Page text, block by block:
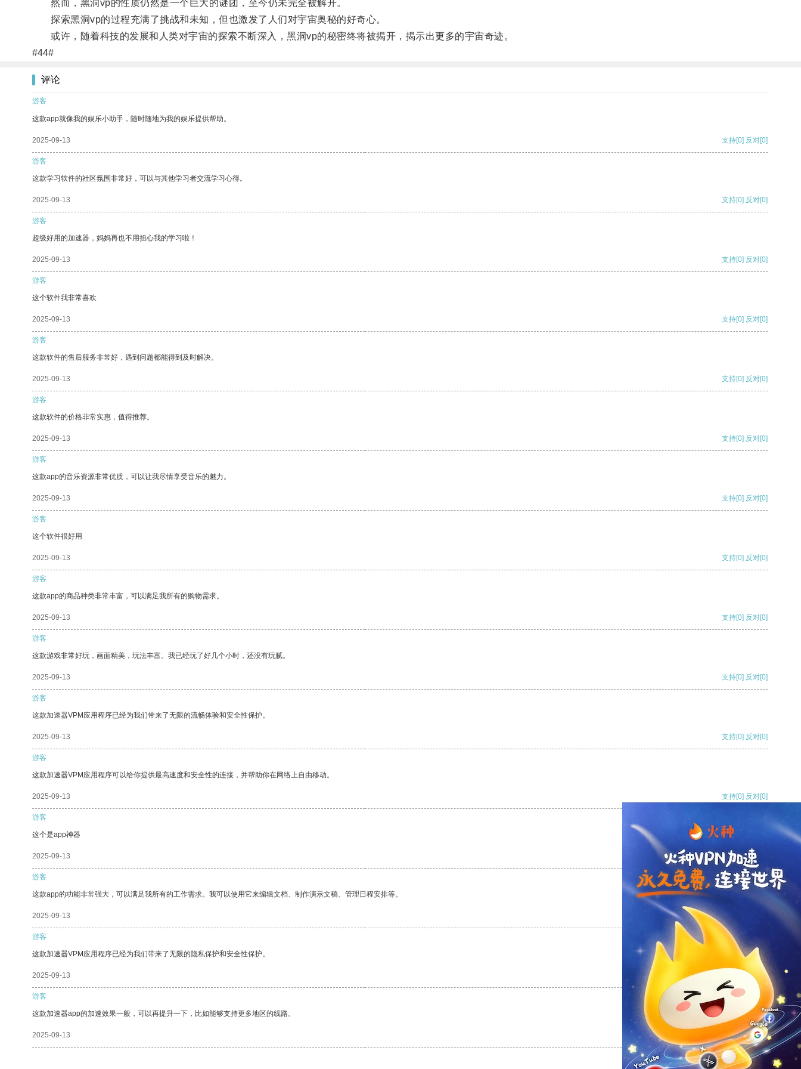
然而，黑洞vp的性质仍然是一个巨大的谜团，至今仍未完全被解开。
探索黑洞vp的过程充满了挑战和未知，但也激发了人们对宇宙奥秘的好奇心。
或许，随着科技的发展和人类对宇宙的探索不断深入，黑洞vp的秘密终将被揭开，揭示出更多的宇宙奇迹。
#44#
评论
游客
这款app就像我的娱乐小助手，随时随地为我的娱乐提供帮助。
2025-09-13 支持[0] 反对[0]
游客
这款学习软件的社区氛围非常好，可以与其他学习者交流学习心得。
2025-09-13 支持[0] 反对[0]
游客
超级好用的加速器，妈妈再也不用担心我的学习啦！
2025-09-13 支持[0] 反对[0]
游客
这个软件我非常喜欢
2025-09-13 支持[0] 反对[0]
游客
这款软件的售后服务非常好，遇到问题都能得到及时解决。
2025-09-13 支持[0] 反对[0]
游客
这款软件的价格非常实惠，值得推荐。
2025-09-13 支持[0] 反对[0]
游客
这款app的音乐资源非常优质，可以让我尽情享受音乐的魅力。
2025-09-13 支持[0] 反对[0]
游客
这个软件很好用
2025-09-13 支持[0] 反对[0]
游客
这款app的商品种类非常丰富，可以满足我所有的购物需求。
2025-09-13 支持[0] 反对[0]
游客
这款游戏非常好玩，画面精美，玩法丰富。我已经玩了好几个小时，还没有玩腻。
2025-09-13 支持[0] 反对[0]
游客
这款加速器VPM应用程序已经为我们带来了无限的流畅体验和安全性保护。
2025-09-13 支持[0] 反对[0]
游客
这款加速器VPM应用程序可以给你提供最高速度和安全性的连接，并帮助你在网络上自由移动。
2025-09-13 支持[0] 反对[0]
游客
这个是app神器
2025-09-13 支持[0] 反对
游客
这款app的功能非常强大，可以满足我所有的工作需求。我可以使用它来编辑文档、制作演示文稿、管理日程安排等。
2025-09-13 支持
游客
这款加速器VPM应用程序已经为我们带来了无限的隐私保护和安全性保护。
2025-09-13 反对 [0]
游客
这款加速器app的加速效果一般，可以再提升一下，比如能够支持更多地区的线路。
2025-09-13 支持[0] 反对[0]